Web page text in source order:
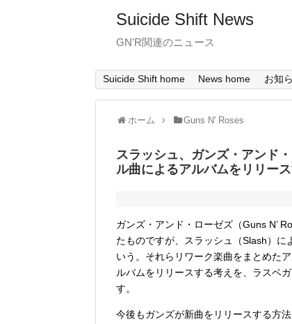
Suicide Shift News
GN'R関連のニュース
Suicide Shift home News home お知
ホーム Guns N' Roses
スラッシュ、ガンズ・アンド
ル曲によるアルバムをリリー
ガンズ・アンド・ローゼズ（Guns N’
たものですが、スラッシュ（Slash）に
いう。それらリワーク楽曲をまとめた
ルバムをリリースする考えを、ラスベ
す。
今後もガンズが新曲をリリースする方